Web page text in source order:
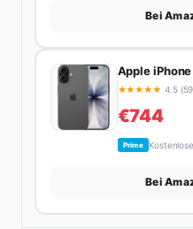
Bei
Apple iPhone
★★★★★ 4.5
€744
Prime
Bei